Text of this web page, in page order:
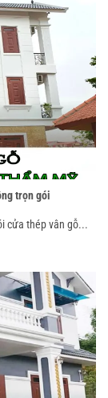
trọn gói
cửa thép vân gỗ...